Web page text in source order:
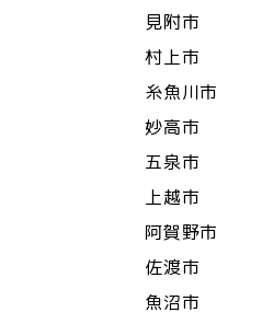
見附市
村上市
糸魚川市
妙高市
五泉市
上越市
阿賀野市
佐渡市
魚沼市